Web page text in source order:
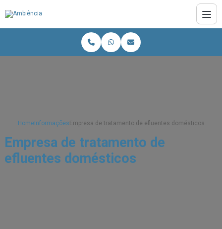
HomeInformações Empresa de tratamento de efluentes domésticos
Empresa de tratamento de
efluentes domésticos